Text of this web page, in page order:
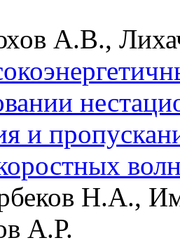
А.В.,
и
Н.А.,
А.Р.